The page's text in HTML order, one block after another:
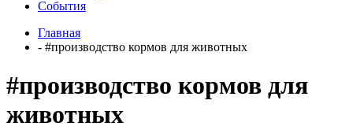
События
Главная
- #производство кормов для животных
#производство кормов для
животных